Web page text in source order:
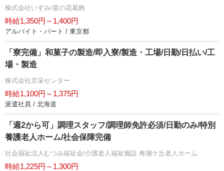
株式会社いずみ/菜の花葛飾
時給1,350円～1,400円
アルバイト・パート / 東京都
「寮完備」和菓子の製造/即入寮/製造・工場/日勤/日払い/工
場・製造
株式会社京栄センター
時給1,100円～1,375円
派遣社員 / 北海道
「週2から可」調理スタッフ/調理師免許必須/日勤のみ/特別
養護老人ホーム/社会保障完備
社会福祉法人むつみ福祉会/介護老人福祉施設 寿湘ケ丘老人ホーム
時給1,225円～1,300円